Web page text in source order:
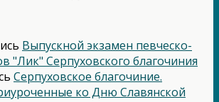
Выпускной экзамен певческо-
"Лик" Серпуховского благочиния
Серпуховское благочиние.
ко Дню Славянской